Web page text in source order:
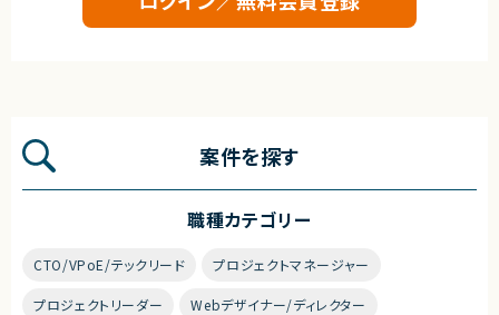
案件を探す
職種カテゴリー
CTO/VPoE/テックリード プロジェクトマネージャー
プロジェクトリーダー Webデザイナー/ディレクター